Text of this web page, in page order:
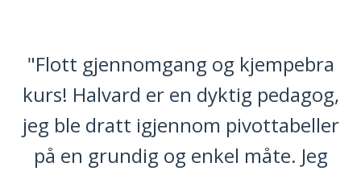
"Flott gjennomgang og kjempebra
kurs! Halvard er en dyktig pedagog,
jeg ble dratt igjennom pivottabeller
på en grundig og enkel måte. Jeg